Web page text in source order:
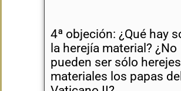
4ª objeción: ¿Qué hay
la herejía material? ¿No
pueden ser sólo herejes
materiales los papas del